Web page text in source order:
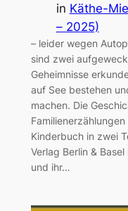
in Käthe-
– 2025)
– leider wegen
sind zwei
Geheimnisse
auf See bestehen
machen. Die
Kinderbuch in zwei
Verlag Berlin &
und ihr…